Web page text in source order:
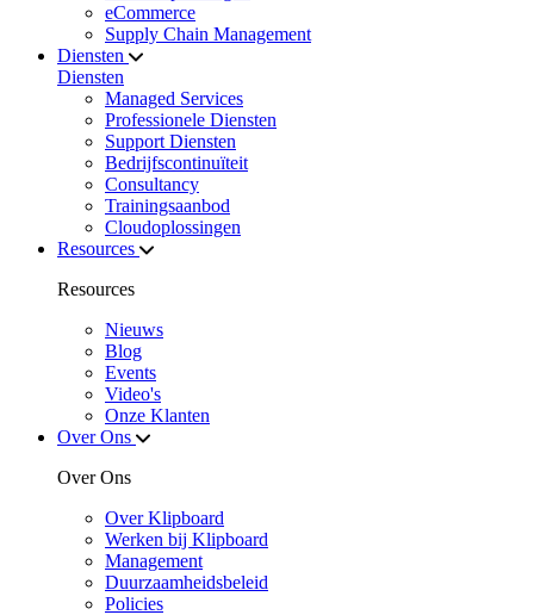
eCommerce
Supply Chain Management
Diensten
Diensten
Managed Services
Professionele Diensten
Support Diensten
Bedrijfscontinuïteit
Consultancy
Trainingsaanbod
Cloudoplossingen
Resources
Resources
Nieuws
Blog
Events
Video's
Onze Klanten
Over Ons
Over Ons
Over Klipboard
Werken bij Klipboard
Management
Duurzaamheidsbeleid
Policies